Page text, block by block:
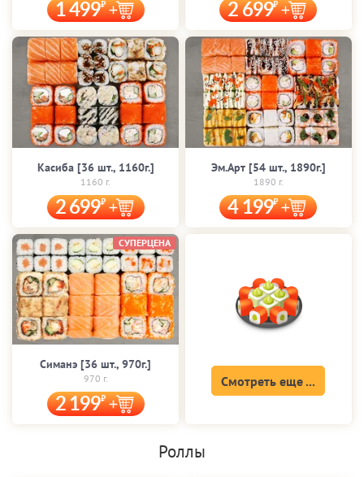
1 499 2 699
Касиба [36 шт., 1160г.]
1160 г.
2 699
Эм.Арт [54 шт., 1890г.]
1890 г.
4 199
Симанэ [36 шт., 970г.]
970 г.
2 199
СУПЕРЦЕНА
Смотреть еще ...
Роллы